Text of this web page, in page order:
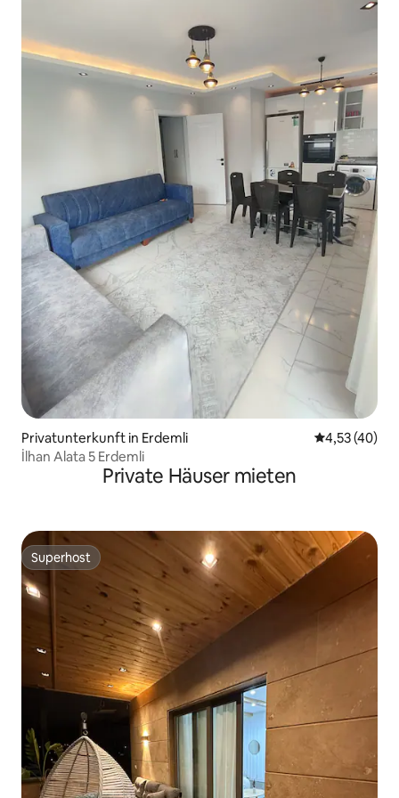
Privatunterkunft in Erdemli
4,53 (40)
İlhan Alata 5 Erdemli
Private Häuser mieten
Superhost
Superhost